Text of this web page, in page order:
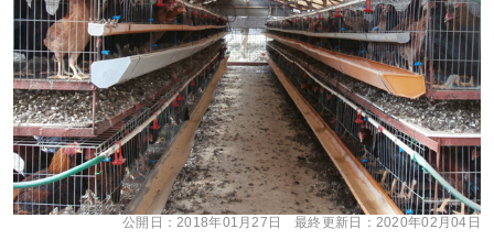
公開日：2018年01月27日 最終更新日： 2020年02月04日